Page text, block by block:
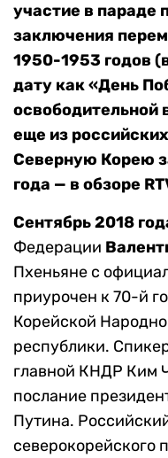
участие в параде
заключения
1950-1953 годов
дату как «День
еще из
Северную Корею
года — в обзоре
Сентябрь 2018
Федерации
Пхеньяне с
приурочен к 70-й
Корейской
республики.
главной КНДР Ким
послание
Путина.
северокорейского